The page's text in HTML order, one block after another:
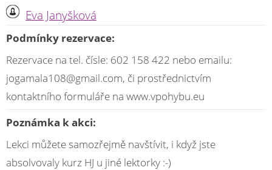
Eva Janyšková
Podmínky rezervace:
Rezervace na tel. čísle: 602 158 422 nebo emailu:
jogamala108@gmail.com, či prostřednictvím
kontaktního formuláře na www.vpohybu.eu
Poznámka k akci:
Lekci můžete samozřejmě navštívit, i když jste
absolvovaly kurz HJ u jiné lektorky :-)